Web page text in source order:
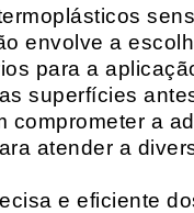
envolve a
para a
superfícies
a
atender a
e eficiente